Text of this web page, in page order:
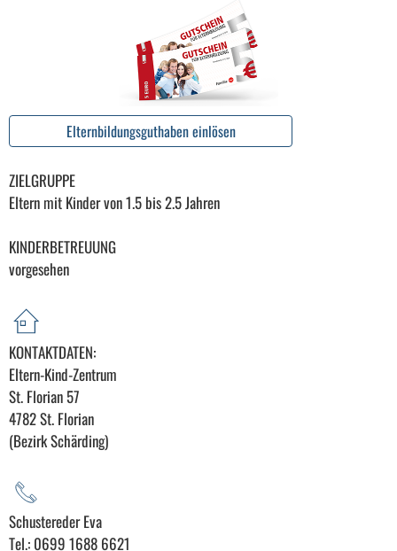
Elternbildungsguthaben einlösen
ZIELGRUPPE
Eltern mit Kinder von 1.5 bis 2.5 Jahren
KINDERBETREUUNG
vorgesehen
KONTAKTDATEN:
Eltern-Kind-Zentrum
St. Florian 57
4782 St. Florian
(Bezirk Schärding)
Schustereder Eva
Tel.: 0699 1688 6621